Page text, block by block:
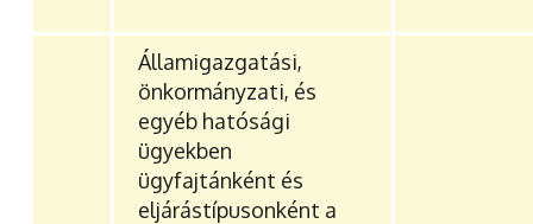
Államigazgatási,
önkormányzati, és
egyéb hatósági
ügyekben
ügyfajtánként és
eljárástípusonként a